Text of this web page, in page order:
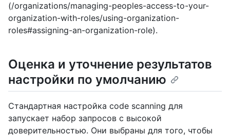
(/organizations/managing-peoples-access-to-your-
organization-with-roles/using-organization-
roles#assigning-an-organization-role).
Оценка и уточнение результатов
настройки по умолчанию
Стандартная настройка code scanning для
запускает набор запросов с высокой
доверительностью. Они выбраны для того, чтобы